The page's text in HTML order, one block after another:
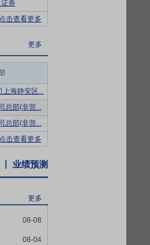
属回收
源开发能
领先地
、智能制
业务持续
大批量应
局循环业
实现了上
能源电池
程研究
制造技术
发布。“长
术奖一等
证券
点击查看更多
更多
上海静安区...
总部(非营...
总部(非营...
点击查看更多
业绩预测
更多
08-08
08-04